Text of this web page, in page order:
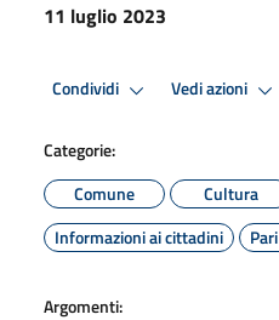
11 luglio 2023
Condividi Vedi azioni
Categorie:
Comune
Cultura
Informazioni ai cittadini
Argomenti: